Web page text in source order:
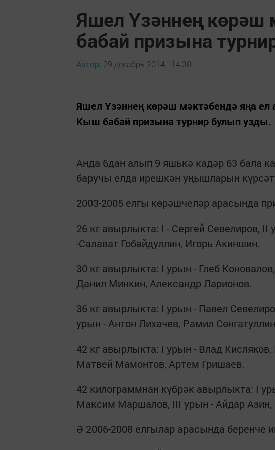
Яшел Үзәннең
бабай призына
Автор, 29 декабрь 2014 - 14:30
Яшел Үзәннең көрәш мәктәбендә яңа
Кыш бабай призына турнир булып узды.
Анда 6дан алып 9 яшькә кадәр 63 бала
баручы елда ирешкән уңышларын
2003-2005 елгы көрәшчеләр арасында
26 кг авырлыкта: I - Сергей Севелиров,
-Салават Гобәйдуллин, Игорь Акиншин.
30 кг авырлыкта: I урын - Глеб
Данил Минкин, Александр Ларионов.
36 кг авырлыкта: I урын - Павел
урын - Антон Лихачев, Рамил
42 кг авырлыкта: I урын - Влад
Матвей Мамонтов, Артем Гришаев.
42 килограммнан күбрәк авырлыкта: I
Максим Маршалов, III урын - Айдар
Ә 2006-2008 елгылар арасында беренче